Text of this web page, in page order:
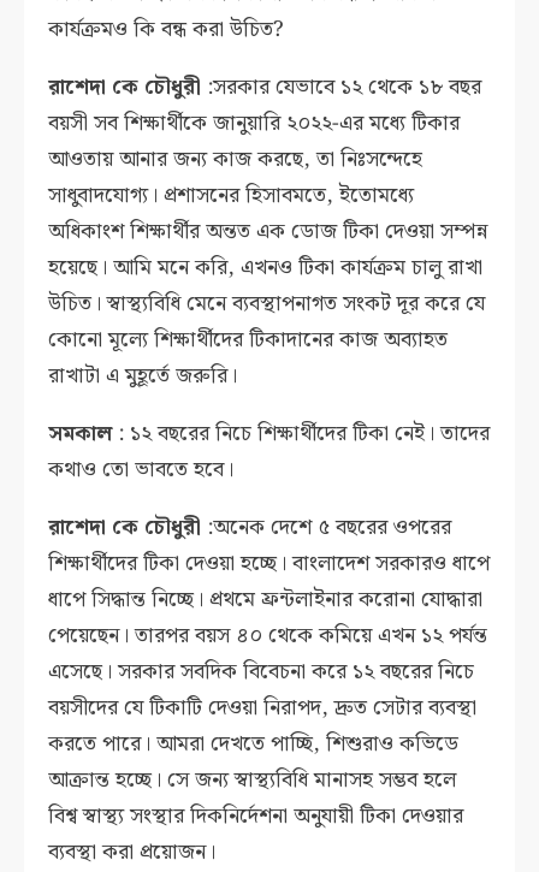
কার্যক্রমও কি বন্ধ করা উচিত?
রাশেদা কে চৌধুরী :সরকার যেভাবে ১২ থেকে ১৮ বছর
বয়সী সব শিক্ষার্থীকে জানুয়ারি ২০২২-এর মধ্যে টিকার
আওতায় আনার জন্য কাজ করছে, তা নিঃসন্দেহে
সাধুবাদযোগ্য। প্রশাসনের হিসাবমতে, ইতোমধ্যে
অধিকাংশ শিক্ষার্থীর অন্তত এক ডোজ টিকা দেওয়া সম্পন্ন
হয়েছে। আমি মনে করি, এখনও টিকা কার্যক্রম চালু রাখা
উচিত। স্বাস্থ্যবিধি মেনে ব্যবস্থাপনাগত সংকট দূর করে যে
কোনো মূল্যে শিক্ষার্থীদের টিকাদানের কাজ অব্যাহত
রাখাটা এ মুহূর্তে জরুরি।
সমকাল: ১২ বছরের নিচে শিক্ষার্থীদের টিকা নেই। তাদের
কথাও তো ভাবতে হবে।
রাশেদা কে চৌধুরী :অনেক দেশে ৫ বছরের ওপরের
শিক্ষার্থীদের টিকা দেওয়া হচ্ছে। বাংলাদেশ সরকারও ধাপে
ধাপে সিদ্ধান্ত নিচ্ছে। প্রথমে ফ্রন্টলাইনার করোনা যোদ্ধারা
পেয়েছেন। তারপর বয়স ৪০ থেকে কমিয়ে এখন ১২ পর্যন্ত
এসেছে। সরকার সবদিক বিবেচনা করে ১২ বছরের নিচে
বয়সীদের যে টিকাটি দেওয়া নিরাপদ, দ্রুত সেটার ব্যবস্থা
করতে পারে। আমরা দেখতে পাচ্ছি, শিশুরাও কভিডে
আক্রান্ত হচ্ছে। সে জন্য স্বাস্থ্যবিধি মানাসহ সম্ভব হলে
বিশ্ব স্বাস্থ্য সংস্থার দিকনির্দেশনা অনুযায়ী টিকা দেওয়ার
ব্যবস্থা করা প্রয়োজন।